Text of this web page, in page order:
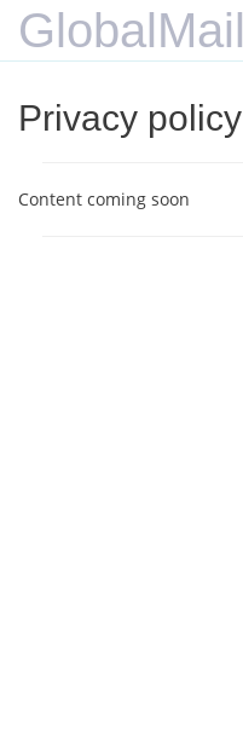
GlobalMail
Privacy policy
Content coming soon